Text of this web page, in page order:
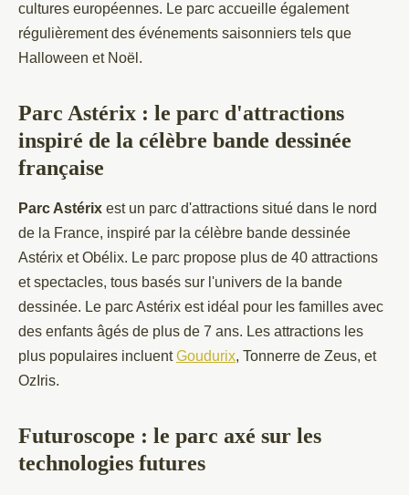
cultures européennes. Le parc accueille également
régulièrement des événements saisonniers tels que
Halloween et Noël.
Parc Astérix : le parc d'attractions
inspiré de la célèbre bande dessinée
française
Parc Astérix est un parc d'attractions situé dans le nord
de la France, inspiré par la célèbre bande dessinée
Astérix et Obélix. Le parc propose plus de 40 attractions
et spectacles, tous basés sur l'univers de la bande
dessinée. Le parc Astérix est idéal pour les familles avec
des enfants âgés de plus de 7 ans. Les attractions les
plus populaires incluentGoudurix, Tonnerre de Zeus, et
OzIris.
Futuroscope : le parc axé sur les
technologies futures